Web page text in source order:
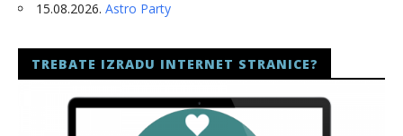
15.08.2026. Astro Party
TREBATE IZRADU INTERNET STRANICE?